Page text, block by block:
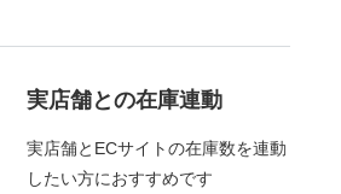
実店舗との在庫連動
実店舗とECサイトの在庫数を連動
したい方におすすめです